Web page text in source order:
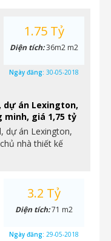
dự án Lexington,
giá 1,75 tỷ
dự án Lexington,
nhà thiết kế
1.75 Tỷ
Diện tích:36m2 m2
Ngày đăng: 30-05-2018
3.2 Tỷ
Diện tích:71 m2
Ngày đăng: 29-05-2018